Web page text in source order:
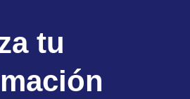
tu